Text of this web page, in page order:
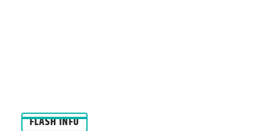
FLASH INFO